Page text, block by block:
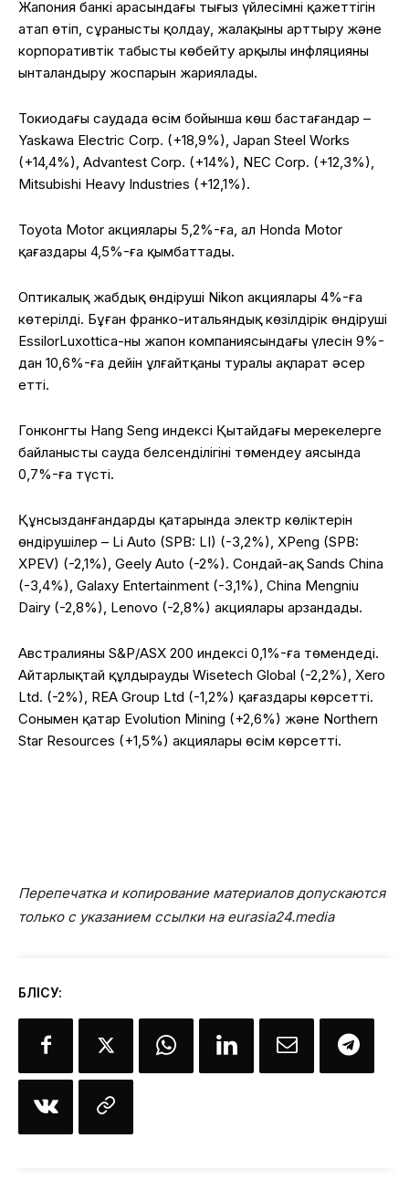
Жапония банкі арасындағы тығыз үйлесімнің қажеттігін
атап өтіп, сұранысты қолдау, жалақыны арттыру және
корпоративтік табысты көбейту арқылы инфляцияны
ынталандыру жоспарын жариялады.
Токиодағы саудада өсім бойынша көш бастағандар –
Yaskawa Electric Corp. (+18,9%), Japan Steel Works
(+14,4%), Advantest Corp. (+14%), NEC Corp. (+12,3%),
Mitsubishi Heavy Industries (+12,1%).
Toyota Motor акциялары 5,2%-ға, ал Honda Motor
қағаздары 4,5%-ға қымбаттады.
Оптикалық жабдық өндіруші Nikon акциялары 4%-ға
көтерілді. Бұған франко-итальяндық көзілдірік өндіруші
EssilorLuxottica-ның жапон компаниясындағы үлесін 9%-
дан 10,6%-ға дейін ұлғайтқаны туралы ақпарат әсер
етті.
Гонконгтың Hang Seng индексі Қытайдағы мерекелерге
байланысты сауда белсенділігінің төмендеу аясында
0,7%-ға түсті.
Құнсызданғандардың қатарында электр көліктерін
өндірушілер – Li Auto (SPB: LI) (-3,2%), XPeng (SPB:
XPEV) (-2,1%), Geely Auto (-2%). Сондай-ақ Sands China
(-3,4%), Galaxy Entertainment (-3,1%), China Mengniu
Dairy (-2,8%), Lenovo (-2,8%) акциялары арзандады.
Австралияның S&P/ASX 200 индексі 0,1%-ға төмендеді.
Айтарлықтай құлдырауды Wisetech Global (-2,2%), Xero
Ltd. (-2%), REA Group Ltd (-1,2%) қағаздары көрсетті.
Сонымен қатар Evolution Mining (+2,6%) және Northern
Star Resources (+1,5%) акциялары өсім көрсетті.
Перепечатка и копирование материалов допускаются
только с указанием ссылки на eurasia24.media
БӨЛІСУ: